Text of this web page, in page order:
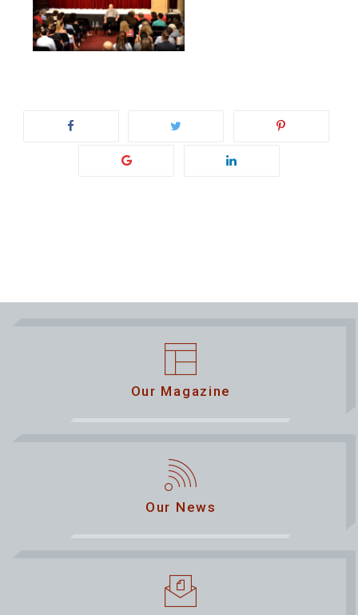
Our Magazine
Our News